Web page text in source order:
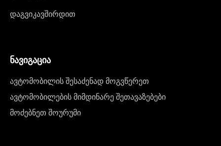
დაგვიკავშირდით
ნავიგაცია
ავტომობილის შესაძენად მოგვწერეთ
ავტომობილების მიმდინარე შეთავაზებები
მოძებნეთ შოურუმი